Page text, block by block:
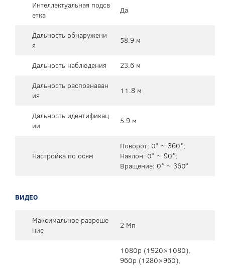
Интеллектуальная подсв
етка
Да
Дальность обнаружени
я
58.9 м
Дальность наблюдения
23.6 м
Дальность распознаван
ия
11.8 м
Дальность идентификац
ии
5.9 м
Настройка по осям
Поворот: 0° ~ 360°;
Наклон: 0° ~ 90°;
Вращение: 0° ~ 360°
ВИДЕО
Максимальное разреше
ние
2 Мп
1080p (1920×1080),
960p (1280×960),